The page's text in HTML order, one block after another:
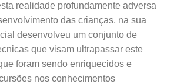
realidade profundamente adversa
das crianças, na sua
desenvolveu um conjunto de
que visam ultrapassar este
foram sendo enriquecidos e
nos conhecimentos